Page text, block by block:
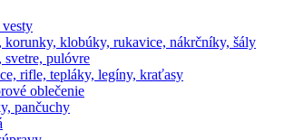
korunky, klobúky, rukavice, nákrčníky, šály
pulóvre
rifle, tepláky, legíny, kraťasy
oblečenie
pančuchy